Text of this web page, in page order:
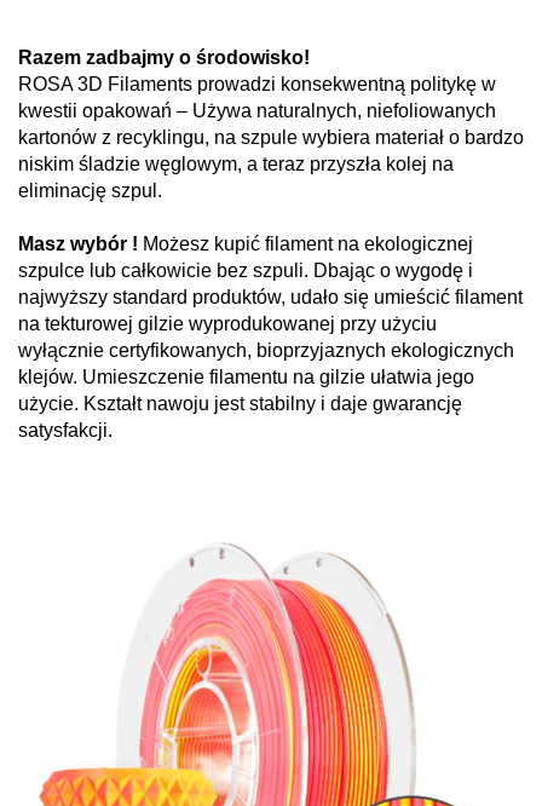
Razem zadbajmy o środowisko!
ROSA 3D Filaments prowadzi konsekwentną politykę w
kwestii opakowań – Używa naturalnych, niefoliowanych
kartonów z recyklingu, na szpule wybiera materiał o bardzo
niskim śladzie węglowym, a teraz przyszła kolej na
eliminację szpul.
Masz wybór ! Możesz kupić filament na ekologicznej
szpulce lub całkowicie bez szpuli. Dbając o wygodę i
najwyższy standard produktów, udało się umieścić filament
na tekturowej gilzie wyprodukowanej przy użyciu
wyłącznie certyfikowanych, bioprzyjaznych ekologicznych
klejów. Umieszczenie filamentu na gilzie ułatwia jego
użycie. Kształt nawoju jest stabilny i daje gwarancję
satysfakcji.